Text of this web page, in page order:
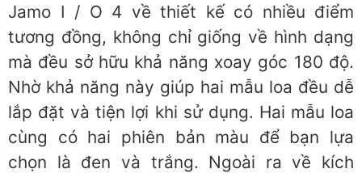
Jamo I / O 4 về thiết kế có nhiều điểm
tương đồng, không chỉ giống về hình dạng
mà đều sở hữu khả năng xoay góc 180 độ.
Nhờ khả năng này giúp hai mẫu loa đều dễ
lắp đặt và tiện lợi khi sử dụng. Hai mẫu loa
cùng có hai phiên bản màu để bạn lựa
chọn là đen và trắng. Ngoài ra về kích